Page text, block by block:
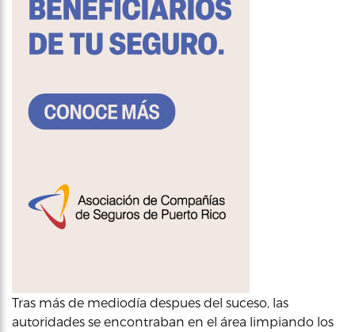
Tras más de mediodía despues del suceso, las
autoridades se encontraban en el área limpiando los